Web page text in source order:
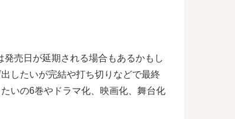
売日が延期される場合もあるかもし
したいが完結や打ち切りなどで最終
いの6巻やドラマ化、映画化、舞台化